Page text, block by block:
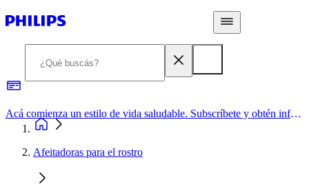
Acá comienza un estilo de vida saludable. Subscríbete y obtén información de primera mano
Afeitadoras para el rostro